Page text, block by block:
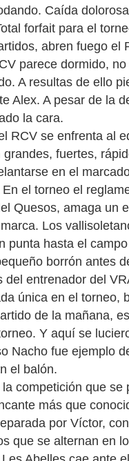
Caída
forfait para el
abren fuego el
parece dormido,
A resultas de ello
Alex. A pesar de la
la cara.
RCV se enfrenta al
fuertes,
en el
el torneo el
Quesos, amaga un
Los
punta hasta el
borrón antes
del entrenador del
única en el torneo,
de la mañana,
Y aquí se
Nacho fue ejemplo
el balón.
competición que
más que
por Víctor,
que se alternan en